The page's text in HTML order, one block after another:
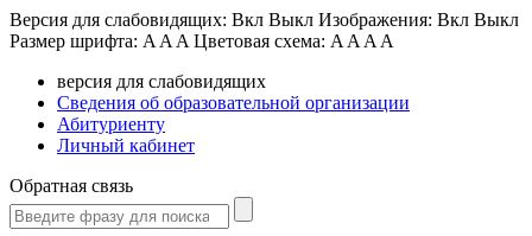
Версия для слабовидящих: Вкл Выкл Изображения: Вкл Выкл
Размер шрифта: A A A Цветовая схема: A A A A
версия для слабовидящих
Сведения об образовательной организации
Абитуриенту
Личный кабинет
Обратная связь